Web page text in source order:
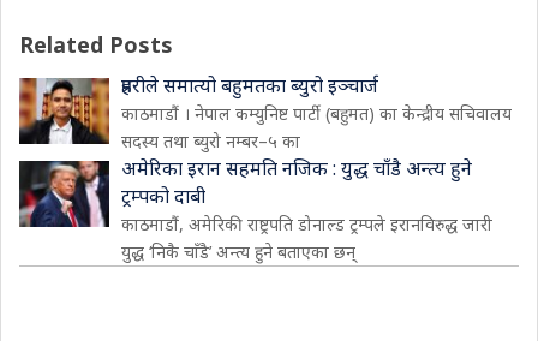
Related Posts
प्रहरीले समात्यो बहुमतका ब्युरो इञ्चार्ज
काठमाडौं । नेपाल कम्युनिष्ट पार्टी (बहुमत) का केन्द्रीय सचिवालय
सदस्य तथा ब्युरो नम्बर–५ का
अमेरिका इरान सहमति नजिक : युद्ध चाँडै अन्त्य हुने
ट्रम्पको दाबी
काठमाडौं, अमेरिकी राष्ट्रपति डोनाल्ड ट्रम्पले इरानविरुद्ध जारी
युद्ध ‘निकै चाँडै’ अन्त्य हुने बताएका छन्